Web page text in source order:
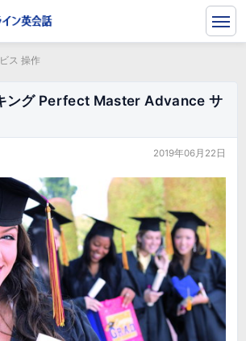
ス 操作
ング Perfect Master Advance サ
2019年06月22日